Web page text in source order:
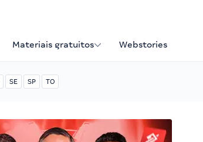
Materiais gratuitos Webstories
SE SP TO